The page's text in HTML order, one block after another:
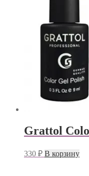
Grattol
330 ₽ В корзину